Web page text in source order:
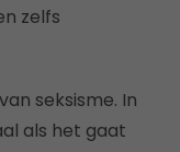
zelfs
seksisme. In
als het gaat